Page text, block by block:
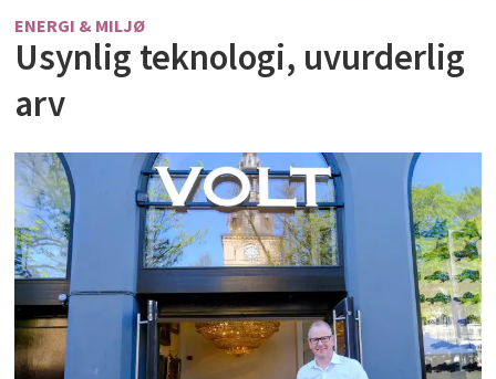
ENERGI & MILJØ
Usynlig teknologi, uvurderlig
arv